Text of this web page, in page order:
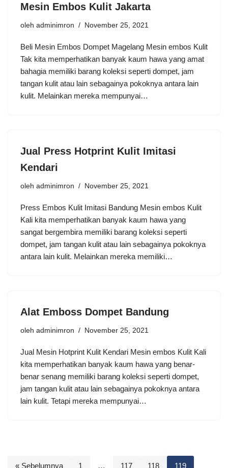
Mesin Embos Kulit Jakarta
oleh adminimron November 25, 2021
Beli Mesin Embos Dompet Magelang Mesin embos Kulit
Tak kita memperhatikan banyak kaum hawa yang amat
bahagia memiliki barang koleksi seperti dompet, jam
tangan kulit atau lain sebagainya pokoknya antara lain
kulit. Melainkan mereka mempunyai…
Jual Press Hotprint Kulit Imitasi
Kendari
oleh adminimron November 25, 2021
Press Embos Kulit Imitasi Bandung Mesin embos Kulit
Kali kita memperhatikan banyak kaum hawa yang
sangat bergembira memiliki barang koleksi seperti
dompet, jam tangan kulit atau lain sebagainya pokoknya
antara lain kulit. Melainkan mereka memiliki…
Alat Emboss Dompet Bandung
oleh adminimron November 25, 2021
Jual Mesin Hotprint Kulit Kendari Mesin embos Kulit Kali
kita memperhatikan banyak kaum hawa yang benar-
benar senang memiliki barang koleksi seperti dompet,
jam tangan kulit atau lain sebagainya pokoknya antara
lain kulit. Tetapi mereka mempunyai…
« Sebelumnya 1 … 117 118 119